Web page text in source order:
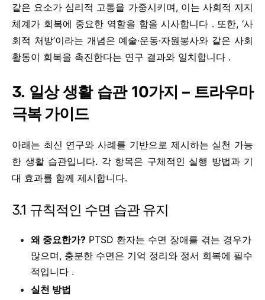
같은 요소가 심리적 고통을 가중시키며, 이는 사회적 지지
체계가 회복에 중요한 역할을 함을 시사합니다 . 또한, ‘사
회적 처방’이라는 개념은 예술·운동·자원봉사와 같은 사회
활동이 회복을 촉진한다는 연구 결과와 일치합니다 .
3. 일상 생활 습관 10가지 – 트라우마
극복 가이드
아래는 최신 연구와 사례를 기반으로 제시하는 실천 가능
한 생활 습관입니다. 각 항목은 구체적인 실행 방법과 기
대 효과를 함께 제시합니다.
3.1 규칙적인 수면 습관 유지
왜 중요한가? PTSD 환자는 수면 장애를 겪는 경우가
많으며, 충분한 수면은 기억 정리와 정서 회복에 필수
적입니다 .
실천 방법